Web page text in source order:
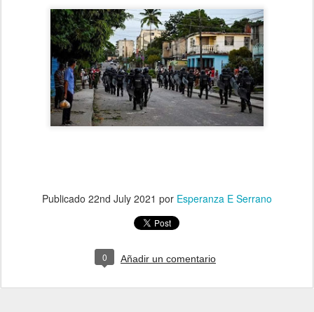
Publicado 22nd July 2021 por Esperanza E Serrano
0 Añadir un comentario